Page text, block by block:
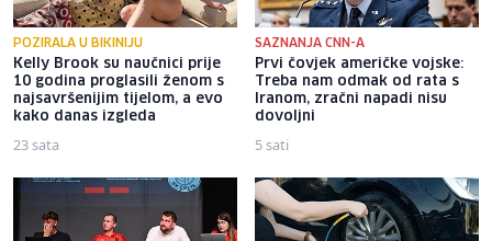
POZIRALA U BIKINIJU
Kelly Brook su naučnici prije
10 godina proglasili ženom s
najsavršenijim tijelom, a evo
kako danas izgleda
23 sata
SAZNANJA CNN-A
Prvi čovjek američke vojske:
Treba nam odmak od rata s
Iranom, zračni napadi nisu
dovoljni
5 sati